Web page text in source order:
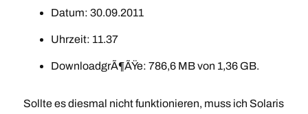
Datum: 30.09.2011
Uhrzeit: 11.37
DownloadgrÃ¶ÃŸe: 786,6 MB von 1,36 GB.
Sollte es diesmal nicht funktionieren, muss ich Solaris